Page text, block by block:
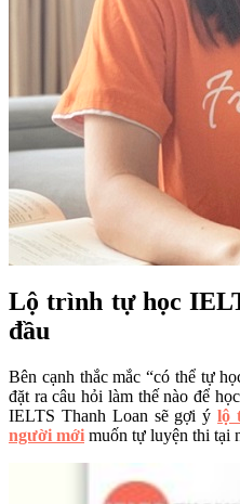
Lộ trình tự học
đầu
Bên cạnh thắc mắc “có thể tự
đặt ra câu hỏi làm thế nào để
IELTS Thanh Loan sẽ gợi ýlộ
người mới muốn tự luyện thi tại